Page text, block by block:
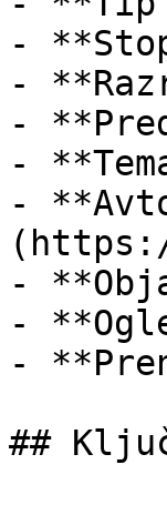
-
-
-
-
-
-
-
-
##